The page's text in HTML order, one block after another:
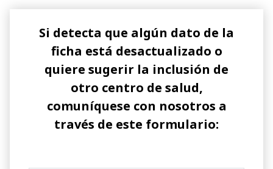
Si detecta que algún dato de la
ficha está desactualizado o
quiere sugerir la inclusión de
otro centro de salud,
comuníquese con nosotros a
través de este formulario: